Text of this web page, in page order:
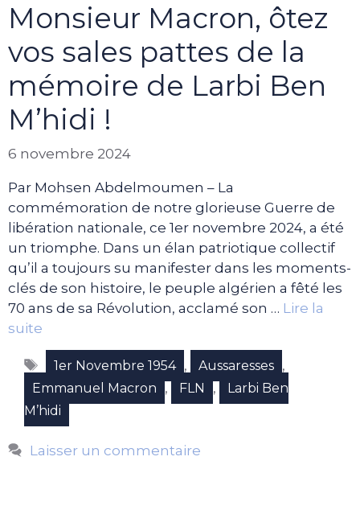
Monsieur Macron, ôtez
vos sales pattes de la
mémoire de Larbi Ben
M’hidi !
6 novembre 2024
Par Mohsen Abdelmoumen – La
commémoration de notre glorieuse Guerre de
libération nationale, ce 1er novembre 2024, a été
un triomphe. Dans un élan patriotique collectif
qu’il a toujours su manifester dans les moments-
clés de son histoire, le peuple algérien a fêté les
70 ans de sa Révolution, acclamé son … Lire la
suite
Étiquettes
1er Novembre 1954 , Aussaresses ,
Emmanuel Macron , FLN ,
Larbi Ben
M’hidi
Laisser un commentaire